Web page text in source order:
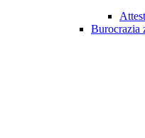
Burocrazia